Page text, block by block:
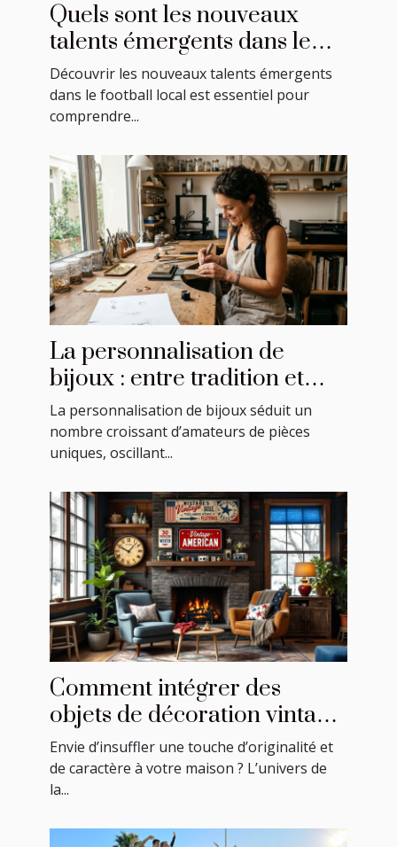
Quels sont les nouveaux
talents émergents dans le
football local ?
Découvrir les nouveaux talents émergents
dans le football local est essentiel pour
comprendre...
La personnalisation de
bijoux : entre tradition et
modernité
La personnalisation de bijoux séduit un
nombre croissant d’amateurs de pièces
uniques, oscillant...
Comment intégrer des
objets de décoration vintage
américains dans votre
intérieur ?
Envie d’insuffler une touche d’originalité et
de caractère à votre maison ? L’univers de
la...